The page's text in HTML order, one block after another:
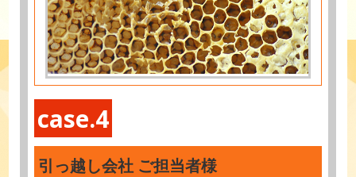
case.4
引っ越し会社 ご担当者様